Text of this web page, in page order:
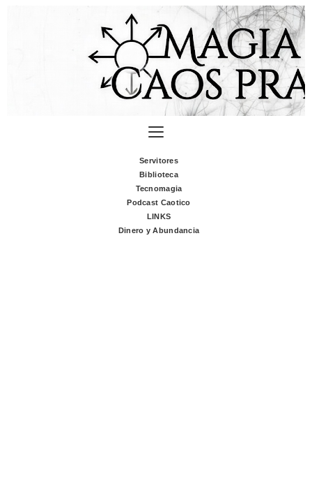
Servitores
Biblioteca
Tecnomagia
Podcast Caotico
LINKS
Dinero y Abundancia